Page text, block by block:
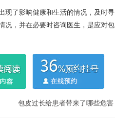
现了影响健康和生活的情况，及时寻
况，并在必要时咨询医生，是应对包
包皮过长给患者带来了哪些危害